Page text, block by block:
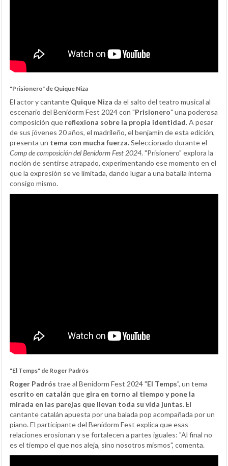
"Prisionero" de Quique Niza
El actor y cantante Quique Niza da el salto del teatro musical al
escenario del Benidorm Fest 2024 con "Prisionero" una poderosa
composición que reflexiona sobre la propia identidad. A pesar
de sus jóvenes 20 años, el madrileño, el benjamín de esta edición,
presenta un tema con mucha fuerza.Seleccionado durante el
Camp de composición del Benidorm Fest 2024. "Prisionero" explora la
noción de sentirse atrapado, experimentando ese momento en el
que la expresión se ve limitada, dando lugar a una batalla interna
consigo mismo.
"El Temps" de Roger Padrós
Roger Padrós trae al Benidorm Fest 2024 "El Temps", un tema
escrito en catalán que gira en torno al tiempo y pone la
mirada en las parejas que llevan toda su vida juntas. El
cantante catalán apuesta por una balada pop acompañada por un
piano. El participante del Benidorm Fest explica que esas
relaciones erosionan y se fortalecen a partes iguales: "Al final no
es el tiempo el que nos aleja, sino nosotros mismos", comenta.